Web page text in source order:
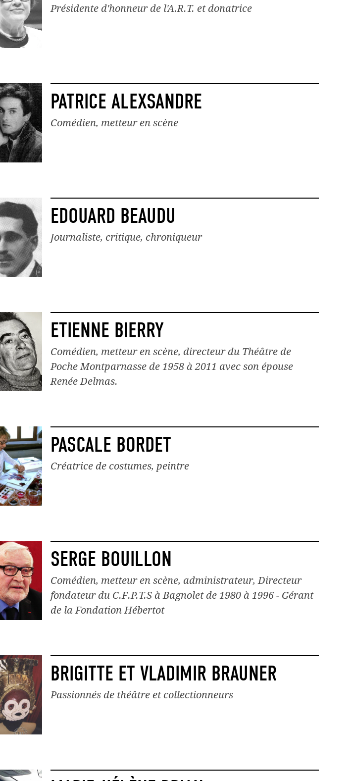
Présidente d'honneur de l'A.R.T. et donatrice
PATRICE ALEXSANDRE
Comédien, metteur en scène
EDOUARD BEAUDU
Journaliste, critique, chroniqueur
ETIENNE BIERRY
Comédien, metteur en scène, directeur du Théâtre de
Poche Montparnasse de 1958 à 2011 avec son épouse
Renée Delmas.
PASCALE BORDET
Créatrice de costumes, peintre
SERGE BOUILLON
Comédien, metteur en scène, administrateur, Directeur
fondateur du C.F.P.T.S à Bagnolet de 1980 à 1996 - Gérant
de la Fondation Hébertot
BRIGITTE ET VLADIMIR BRAUNER
Passionnés de théâtre et collectionneurs